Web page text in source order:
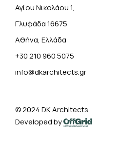
Αγίου Νικολάου 1,
Γλυφάδα 16675
Αθήνα, Ελλάδα
+30 210 960 5075
info@dkarchitects.gr
© 2024DK Architects
Developed by